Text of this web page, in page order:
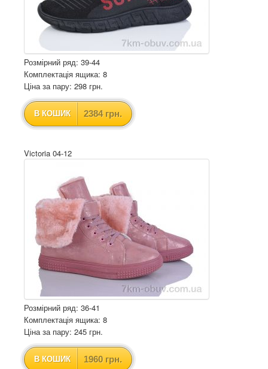
Розмірний ряд: 39-44
Комплектація ящика: 8
Ціна за пару: 298 грн.
В КОШИК 2384 грн.
Victoria 04-12
Розмірний ряд: 36-41
Комплектація ящика: 8
Ціна за пару: 245 грн.
В КОШИК 1960 грн.